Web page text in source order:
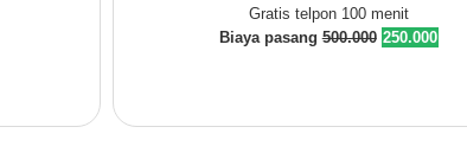
Gratis telpon 100 menit
Biaya pasang500.000 250.000